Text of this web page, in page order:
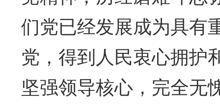
们党已经发展成为具有
党，得到人民衷心拥护
坚强领导核心，完全无